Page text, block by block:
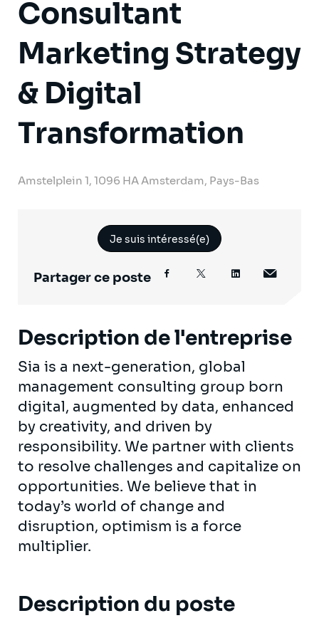
Consultant
Marketing Strategy
& Digital
Transformation
Amstelplein 1, 1096 HA Amsterdam, Pays-Bas
Je suis intéressé(e)
Partager ce poste
Description de l'entreprise
Sia is a next-generation, global
management consulting group born
digital, augmented by data, enhanced
by creativity, and driven by
responsibility. We partner with clients
to resolve challenges and capitalize on
opportunities. We believe that in
today’s world of change and
disruption, optimism is a force
multiplier.
Description du poste